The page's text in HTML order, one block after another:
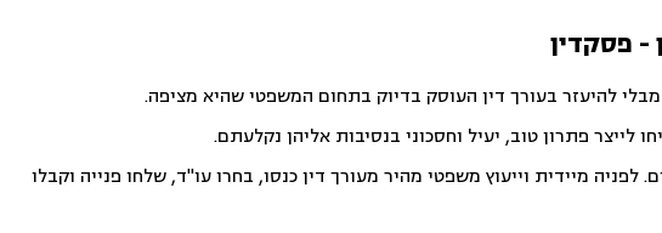
- פסקדין
להיעזר בעורך דין העוסק בדיוק בתחום המשפטי שהיא מציפה.
פתרון טוב, יעיל וחסכוני בנסיבות אליהן נקלעתם.
מיידית וייעוץ משפטי מהיר מעורך דין כנסו, בחרו עו"ד, שלחו פנייה וקבלו